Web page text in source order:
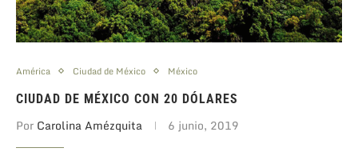
América Ciudad de México México
CIUDAD DE MÉXICO CON 20 DÓLARES
Por Carolina Amézquita 6 junio, 2019